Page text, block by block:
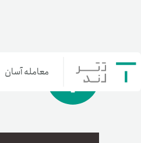
معامله آسان